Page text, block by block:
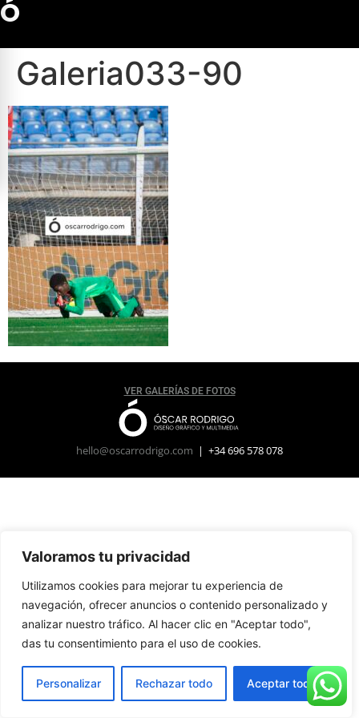
Valoramos tu privacidad
Utilizamos cookies para mejorar tu experiencia de
navegación, ofrecer anuncios o contenido personalizado y
analizar nuestro tráfico. Al hacer clic en "Aceptar todo",
das tu consentimiento para el uso de cookies.
Personalizar Rechazar todo Aceptar todo
Ó
Galeria033-90
VER GALERÍAS DE FOTOS
hello@oscarrodrigo.com | +34 696 578 078